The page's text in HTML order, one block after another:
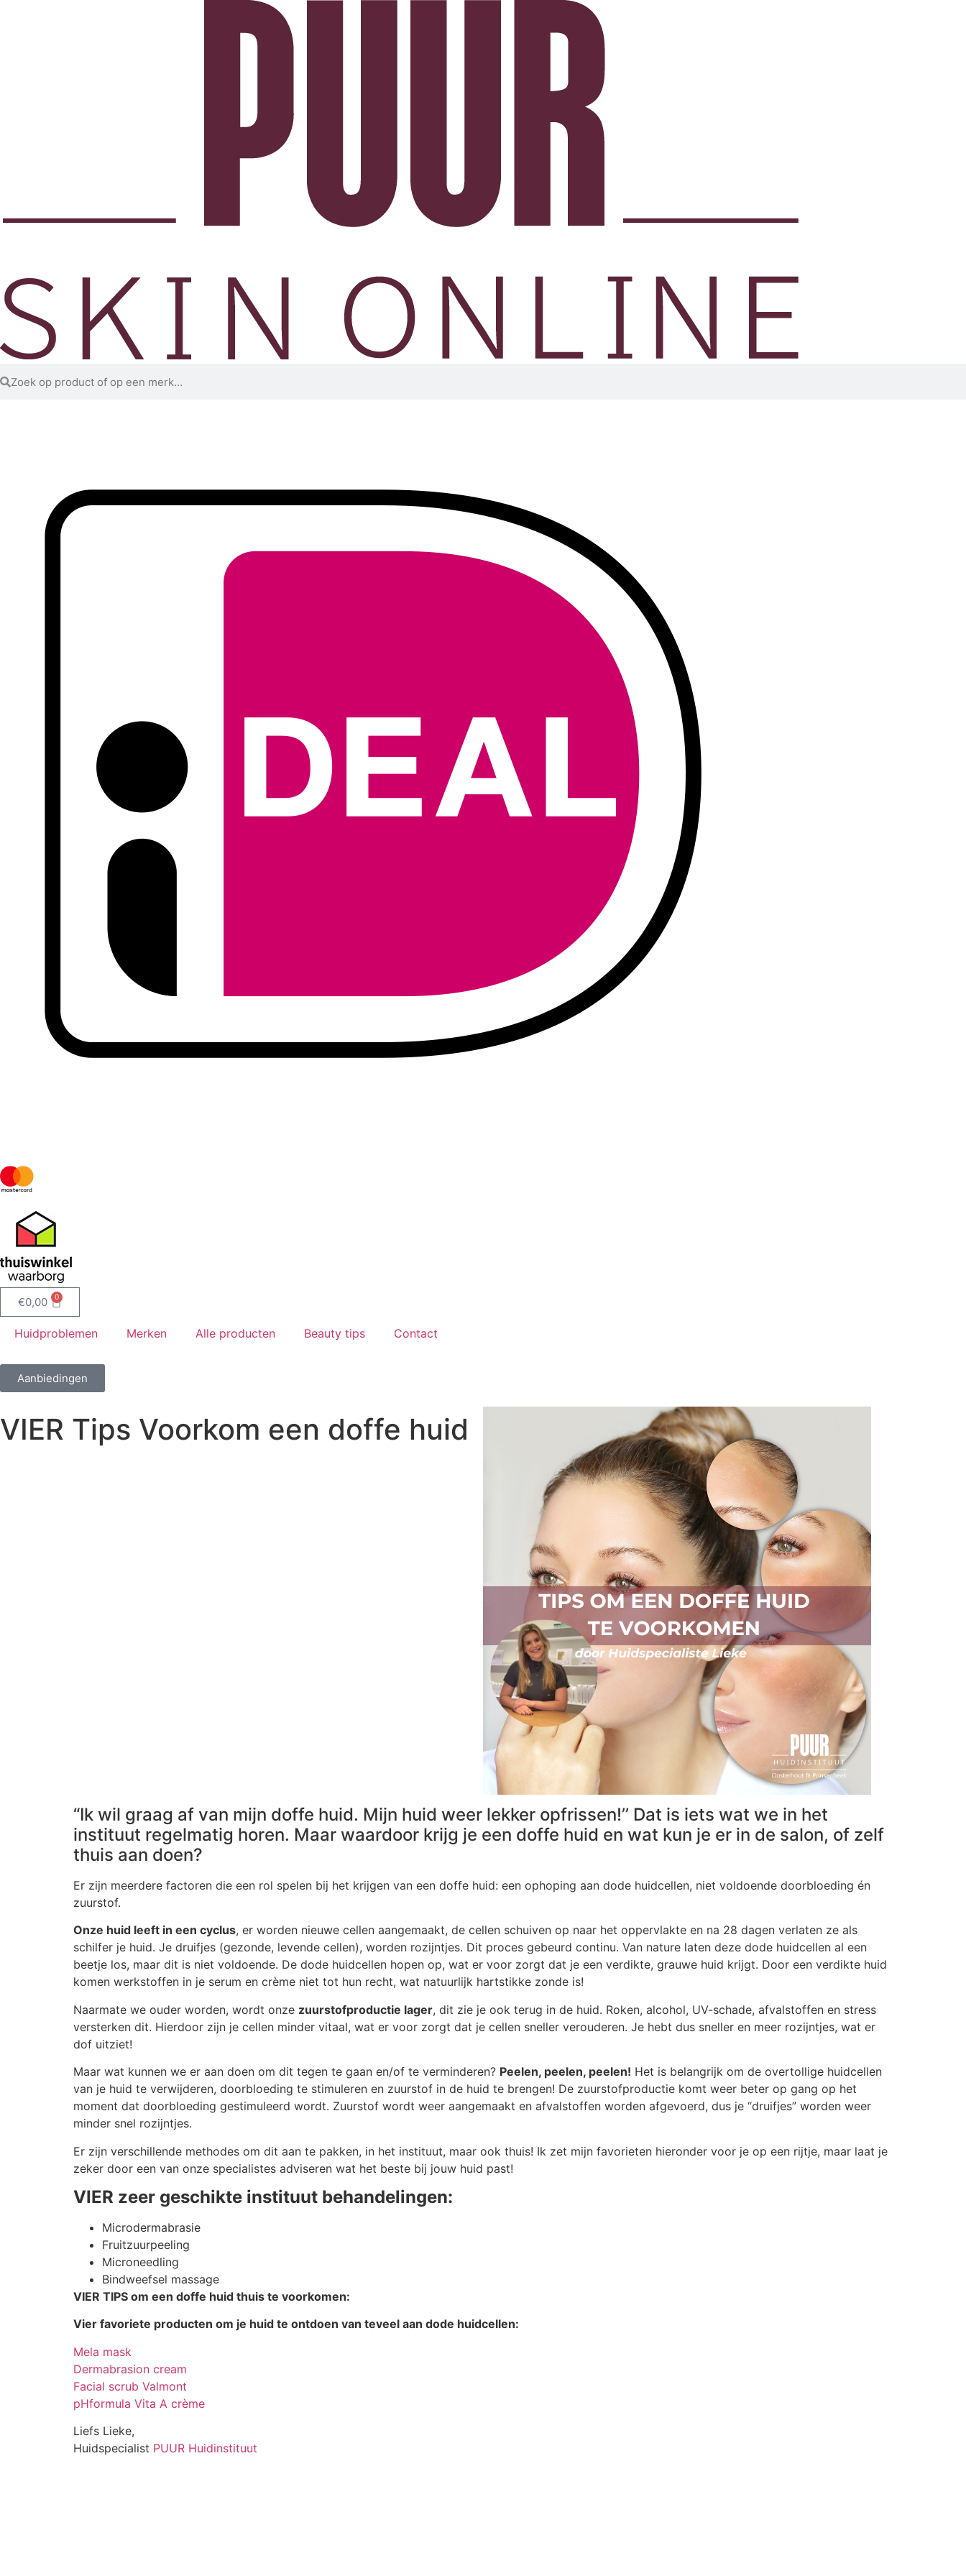
€0,00 0
Huidproblemen Merken Alle producten Beauty tips Contact
Aanbiedingen
VIER Tips Voorkom een doffe huid
“Ik wil graag af van mijn doffe huid. Mijn huid weer lekker opfrissen!’’ Dat is iets wat we in het
instituut regelmatig horen. Maar waardoor krijg je een doffe huid en wat kun je er in de salon, of zelf
thuis aan doen?
Er zijn meerdere factoren die een rol spelen bij het krijgen van een doffe huid: een ophoping aan dode huidcellen, niet voldoende doorbloeding én
zuurstof.
Onze huid leeft in een cyclus, er worden nieuwe cellen aangemaakt, de cellen schuiven op naar het oppervlakte en na 28 dagen verlaten ze als
schilfer je huid. Je druifjes (gezonde, levende cellen), worden rozijntjes. Dit proces gebeurd continu. Van nature laten deze dode huidcellen al een
beetje los, maar dit is niet voldoende. De dode huidcellen hopen op, wat er voor zorgt dat je een verdikte, grauwe huid krijgt. Door een verdikte huid
komen werkstoffen in je serum en crème niet tot hun recht, wat natuurlijk hartstikke zonde is!
Naarmate we ouder worden, wordt onze zuurstofproductie lager, dit zie je ook terug in de huid. Roken, alcohol, UV-schade, afvalstoffen en stress
versterken dit. Hierdoor zijn je cellen minder vitaal, wat er voor zorgt dat je cellen sneller verouderen. Je hebt dus sneller en meer rozijntjes, wat er
dof uitziet!
Maar wat kunnen we er aan doen om dit tegen te gaan en/of te verminderen? Peelen, peelen, peelen! Het is belangrijk om de overtollige huidcellen
van je huid te verwijderen, doorbloeding te stimuleren en zuurstof in de huid te brengen! De zuurstofproductie komt weer beter op gang op het
moment dat doorbloeding gestimuleerd wordt. Zuurstof wordt weer aangemaakt en afvalstoffen worden afgevoerd, dus je “druifjes” worden weer
minder snel rozijntjes.
Er zijn verschillende methodes om dit aan te pakken, in het instituut, maar ook thuis! Ik zet mijn favorieten hieronder voor je op een rijtje, maar laat je
zeker door een van onze specialistes adviseren wat het beste bij jouw huid past!
VIER zeer geschikte instituut behandelingen:
Microdermabrasie
Fruitzuurpeeling
Microneedling
Bindweefsel massage
VIER TIPS om een doffe huid thuis te voorkomen:
Vier favoriete producten om je huid te ontdoen van teveel aan dode huidcellen:
Mela mask
Dermabrasion cream
Facial scrub Valmont
pHformula Vita A crème
Liefs Lieke,
Huidspecialist PUUR Huidinstituut